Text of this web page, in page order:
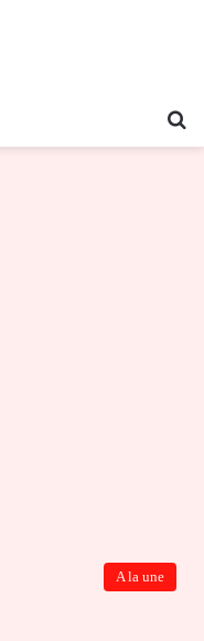
A la une